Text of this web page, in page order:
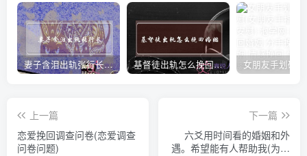
妻子含泪出轨张行长 她说全都是因为家中 基督徒出轨怎么挽回婚姻(基督徒面对出轨婚姻)
上一篇
恋爱挽回调查问卷(恋爱调查
问卷问题)
下一篇
六爻用时间看的婚姻和外
遇。希望能有人帮助我(为何